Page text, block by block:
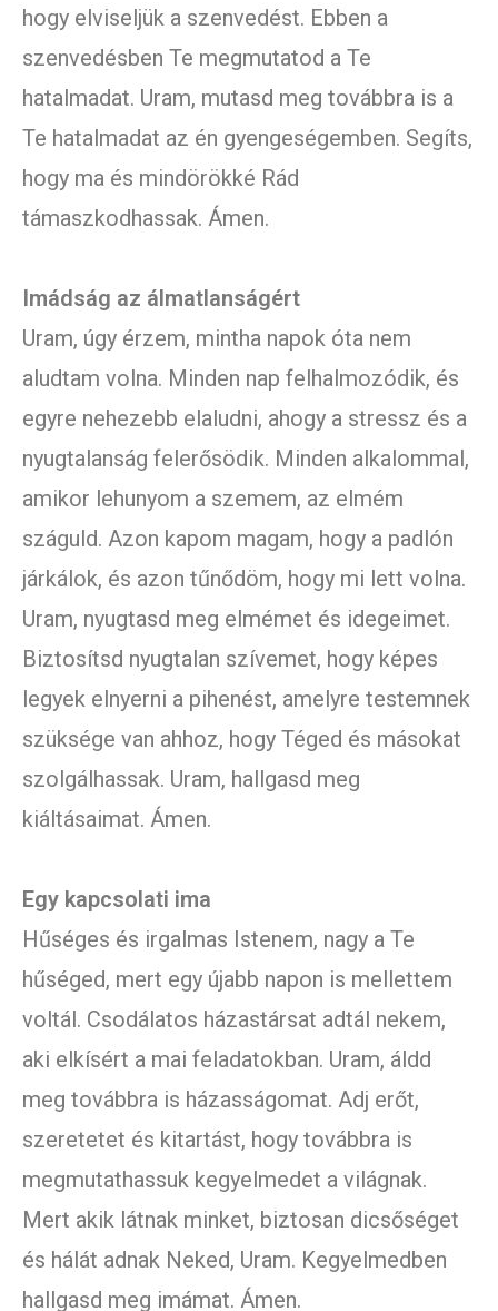
hogy elviseljük a szenvedést. Ebben a
szenvedésben Te megmutatod a Te
hatalmadat. Uram, mutasd meg továbbra is a
Te hatalmadat az én gyengeségemben. Segíts,
hogy ma és mindörökké Rád
támaszkodhassak. Ámen.
Imádság az álmatlanságért
Uram, úgy érzem, mintha napok óta nem
aludtam volna. Minden nap felhalmozódik, és
egyre nehezebb elaludni, ahogy a stressz és a
nyugtalanság felerősödik. Minden alkalommal,
amikor lehunyom a szemem, az elmém
száguld. Azon kapom magam, hogy a padlón
járkálok, és azon tűnődöm, hogy mi lett volna.
Uram, nyugtasd meg elmémet és idegeimet.
Biztosítsd nyugtalan szívemet, hogy képes
legyek elnyerni a pihenést, amelyre testemnek
szüksége van ahhoz, hogy Téged és másokat
szolgálhassak. Uram, hallgasd meg
kiáltásaimat. Ámen.
Egy kapcsolati ima
Hűséges és irgalmas Istenem, nagy a Te
hűséged, mert egy újabb napon is mellettem
voltál. Csodálatos házastársat adtál nekem,
aki elkísért a mai feladatokban. Uram, áldd
meg továbbra is házasságomat. Adj erőt,
szeretetet és kitartást, hogy továbbra is
megmutathassuk kegyelmedet a világnak.
Mert akik látnak minket, biztosan dicsőséget
és hálát adnak Neked, Uram. Kegyelmedben
hallgasd meg imámat. Ámen.